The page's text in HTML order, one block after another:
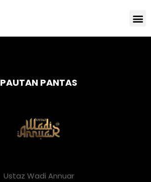
PAUTAN PANTAS
Ustaz Wadi Annuar